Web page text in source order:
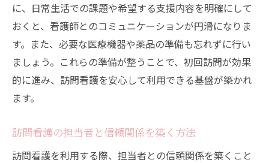
医師指示書の重要性と取得方法
訪問看護ステーションへの申し込み手順
初回訪問で確認すべき事項
ケアプラン作成のプロセス
訪問看護ステーションとの連携で実現する自宅
ケア
に、日常生活での課題や希望する支援内容を明確にして
おくと、看護師とのコミュニケーションが円滑になりま
す。また、必要な医療機器や薬品の準備も忘れずに行い
ましょう。これらの準備が整うことで、初回訪問が効果
的に進み、訪問看護を安心して利用できる基盤が築かれ
ます。
訪問看護の担当者と信頼関係を築く方法
訪問看護を利用する際、担当者との信頼関係を築くこと